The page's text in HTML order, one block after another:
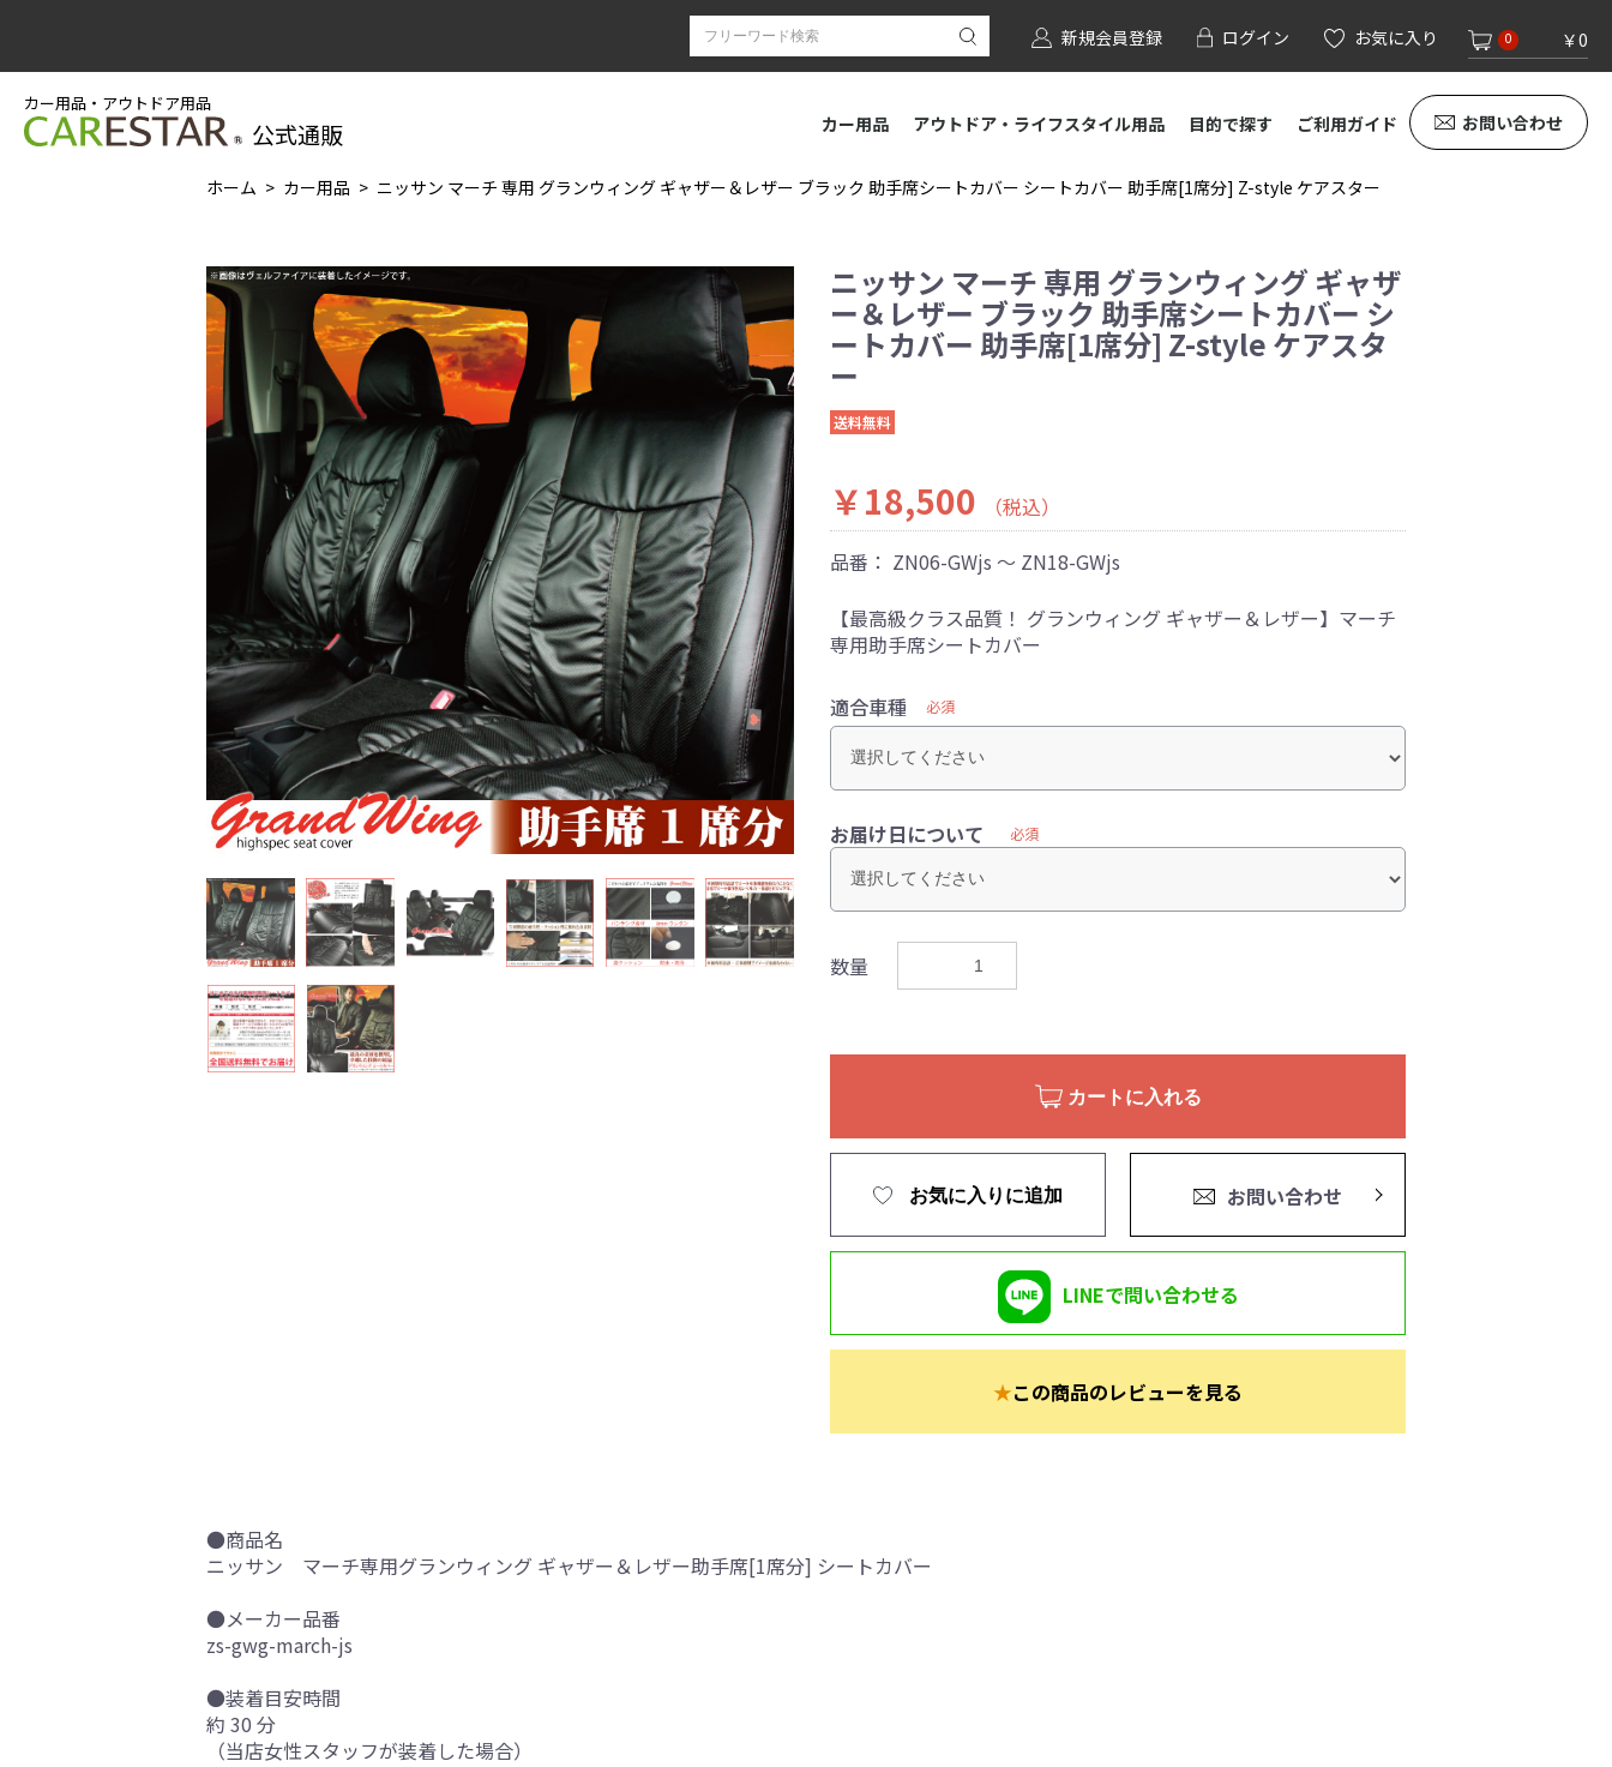
新規会員登録 ログイン お気に入り 0 ￥0
カー用品・アウトドア用品
公式通販 カー用品 アウトドア・ライフスタイル用品 目的で探す ご利用ガイド お問い合わせ
ホーム カー用品 ニッサン マーチ 専用 グランウィング ギャザー＆レザー ブラック 助手席シートカバー シートカバー 助手席[1席分] Z-style ケアスター
ニッサン マーチ 専用 グランウィング ギャザ
ー＆レザー ブラック 助手席シートカバー シ
ートカバー 助手席[1席分] Z-style ケアスタ
ー
送料無料
￥18,500
（税込）
品番： ZN06-GWjs ～ ZN18-GWjs
【最高級クラス品質！ グランウィング ギャザー＆レザー】マーチ
専用助手席シートカバー
適合車種 必須
お届け日について 必須
数量
カートに入れる
お気に入りに追加 お問い合わせ
LINEで問い合わせる
★この商品のレビューを見る
●商品名
ニッサン マーチ専用グランウィング ギャザー＆レザー助手席[1席分] シートカバー
●メーカー品番
zs-gwg-march-js
●装着目安時間
約 30 分
（当店女性スタッフが装着した場合）